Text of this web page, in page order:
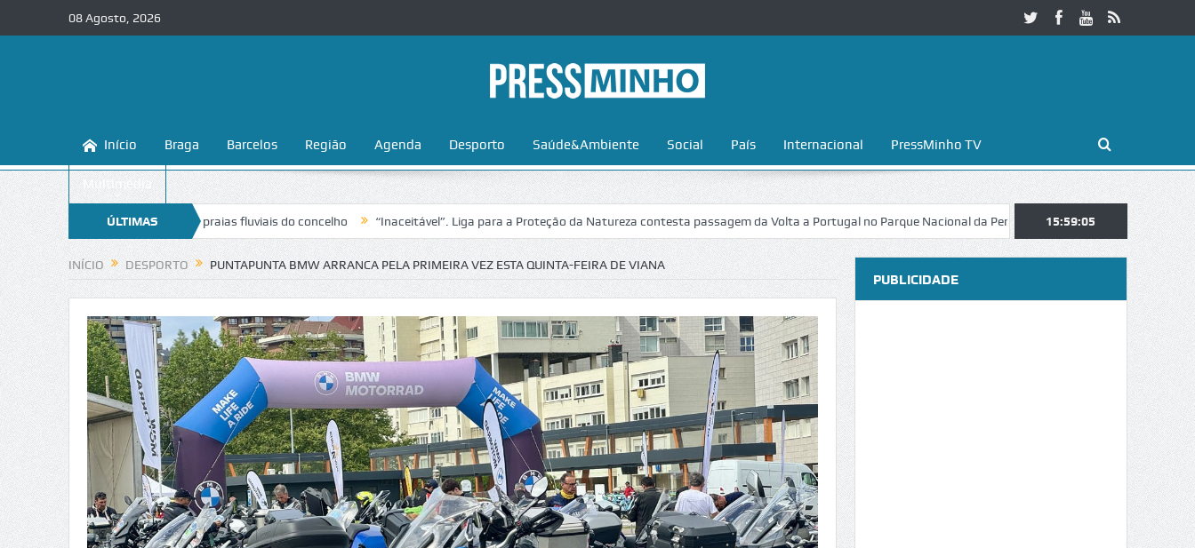
08 Agosto, 2026
Início Braga Barcelos Região Agenda Desporto Saúde&Ambiente Social País Internacional PressMinho TV
Multimédia
ÚLTIMAS
NOTÍCIAS
conhecer e proteger as praias fluviais do concelho “Inaceitável”. Liga para a Proteção da Natureza contesta passagem da Volta a Portugal no Parque Nacional da Peneda-Gerês Esposende. Galaicofolia
15:59:06
INÍCIO DESPORTO PUNTAPUNTA BMW ARRANCA PELA PRIMEIRA VEZ ESTA QUINTA-FEIRA DE VIANA
PUBLICIDADE